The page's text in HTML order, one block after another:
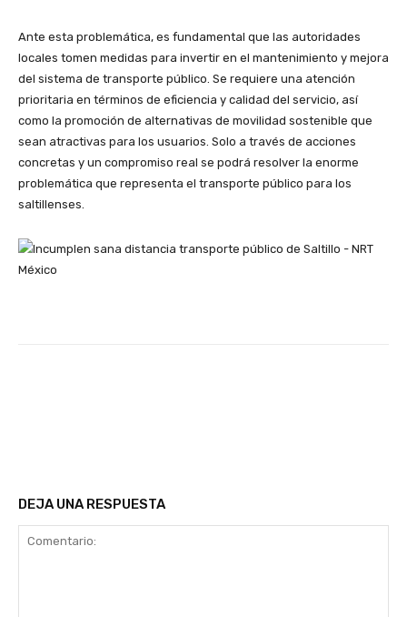
Ante esta problemática, es fundamental que las autoridades
locales tomen medidas para invertir en el mantenimiento y mejora
del sistema de transporte público. Se requiere una atención
prioritaria en términos de eficiencia y calidad del servicio, así
como la promoción de alternativas de movilidad sostenible que
sean atractivas para los usuarios. Solo a través de acciones
concretas y un compromiso real se podrá resolver la enorme
problemática que representa el transporte público para los
saltillenses.
DEJA UNA RESPUESTA